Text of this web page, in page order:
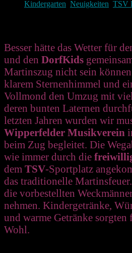
Kindergarten Neuigkeiten TSV
Besser hätte das Wetter für
und den DorfKids
Martinszug nicht sein
klarem Sternenhimmel und
Vollmond den Umzug mit
deren bunten Laternen
letzten Jahren wurden wir
Wipperfelder Musikverein
beim Zug begleitet. Die
wie immer durch die
dem TSV-Sportplatz
das traditionelle
die vorbestellten
nehmen. Kindergetränke,
und warme Getränke
Wohl.